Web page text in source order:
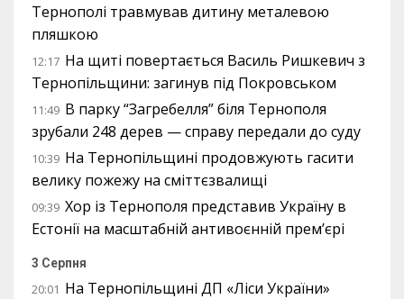
Тернополі травмував дитину металевою
пляшкою
12:17 На щиті повертається Василь Ришкевич з
Тернопільщини: загинув під Покровськом
11:49 В парку “Загребелля” біля Тернополя
зрубали 248 дерев — справу передали до суду
10:39 На Тернопільщині продовжують гасити
велику пожежу на сміттєзвалищі
09:39 Хор із Тернополя представив Україну в
Естонії на масштабній антивоєнній прем’єрі
3 Серпня
20:01 На Тернопільщині ДП «Ліси України»